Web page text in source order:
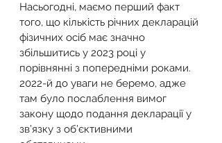
Насьогодні, маємо перший факт
того, що кількість річних декларацій
фізичних осіб має значно
збільшитись у 2023 році у
порівнянні з попередніми роками.
2022-й до уваги не беремо, адже
там було послаблення вимог
закону щодо подання декларації у
зв’язку з об’єктивними